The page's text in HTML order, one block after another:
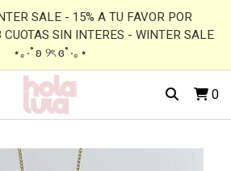
SALE - 15% A TU FAVOR POR
SIN INTERES - WINTER SALE
⋆｡‧˚ʚ ୨ৎ ɞ˚‧｡⋆
0